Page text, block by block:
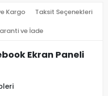
Kargo Taksit Seçenekleri
ve İade
Ekran Paneli